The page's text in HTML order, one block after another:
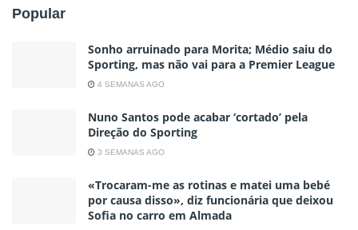
Popular
Sonho arruinado para Morita; Médio saiu do
Sporting, mas não vai para a Premier League
4 SEMANAS AGO
Nuno Santos pode acabar ‘cortado’ pela
Direção do Sporting
3 SEMANAS AGO
«Trocaram-me as rotinas e matei uma bebé
por causa disso», diz funcionária que deixou
Sofia no carro em Almada